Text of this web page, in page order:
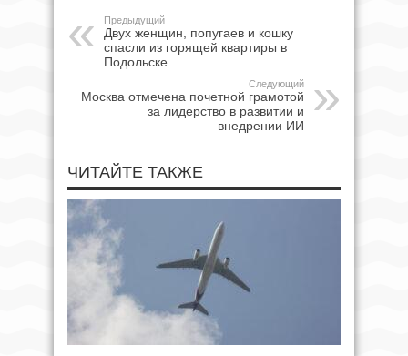
Предыдущий
Двух женщин, попугаев и кошку
спасли из горящей квартиры в
Подольске
Следующий
Москва отмечена почетной грамотой
за лидерство в развитии и
внедрении ИИ
ЧИТАЙТЕ ТАКЖЕ